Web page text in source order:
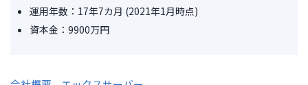
運用年数：17年7カ月 (2021年1月時点)
資本金：9900万円